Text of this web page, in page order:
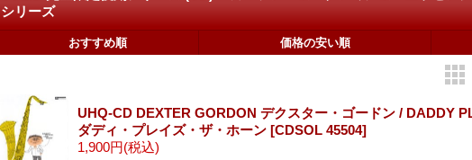
シリーズ
おすすめ順 価格の安い順
UHQ-CD DEXTER GORDON デクスター・ゴードン / DADDY
ダディ・プレイズ・ザ・ホーン [CDSOL 45504]
1,900円(税込)